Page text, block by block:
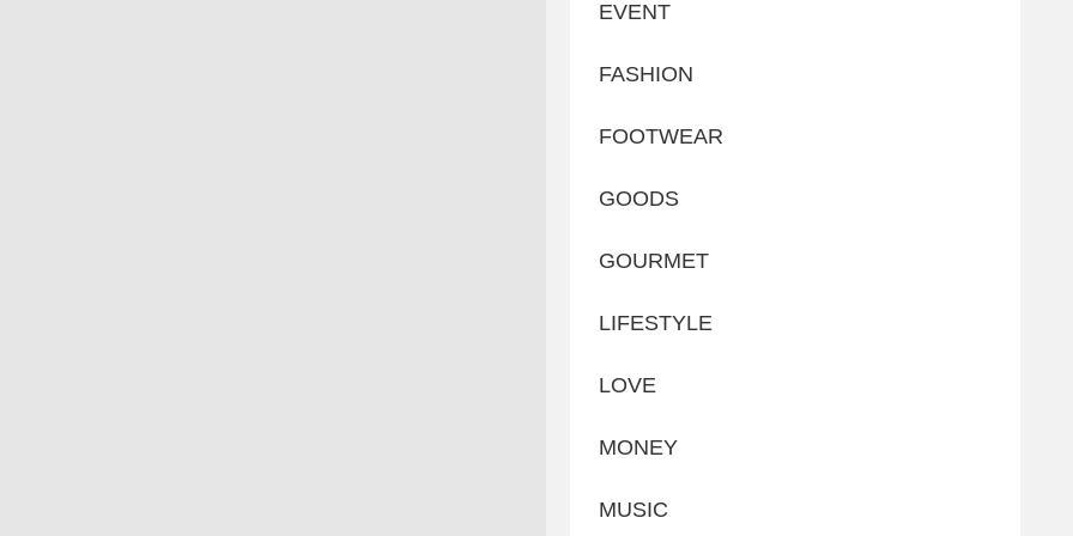
EVENT
FASHION
FOOTWEAR
GOODS
GOURMET
LIFESTYLE
LOVE
MONEY
MUSIC